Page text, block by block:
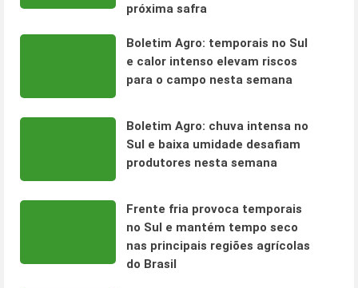
próxima safra
Boletim Agro: temporais no Sul
e calor intenso elevam riscos
para o campo nesta semana
Boletim Agro: chuva intensa no
Sul e baixa umidade desafiam
produtores nesta semana
Frente fria provoca temporais
no Sul e mantém tempo seco
nas principais regiões agrícolas
do Brasil